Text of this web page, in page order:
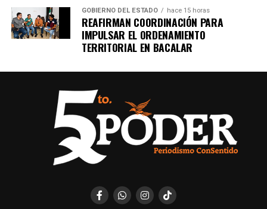
Recibe las noticias al instante
Únete al canal oficial de WhatsApp de
Quinto Podery recibe las noticias más
importantes de Quintana Roo directamente
en tu teléfono.
GOBIERNO DEL ESTADO hace 15 horas
REAFIRMAN COORDINACIÓN PARA
IMPULSAR EL ORDENAMIENTO
TERRITORIAL EN BACALAR